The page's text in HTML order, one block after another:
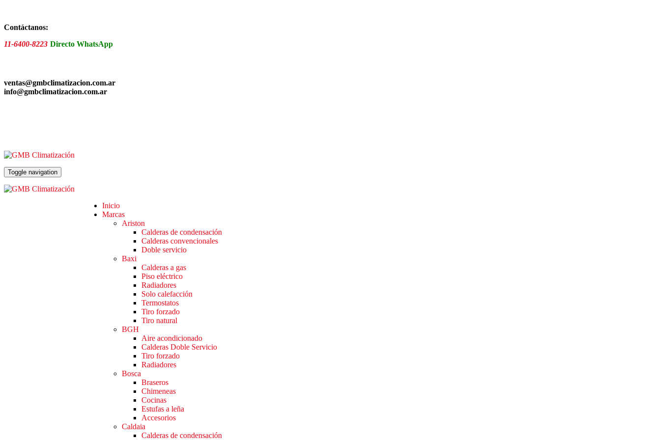
the
Contáctanos:
11-6400-8223 Directo WhatsApp
ventas@gmbclimatizacion.com.ar
info@gmbclimatizacion.com.ar
Toggle navigation
Inicio
Marcas
Ariston
Calderas de condensación
Calderas convencionales
Doble servicio
Baxi
Calderas a gas
Piso eléctrico
Radiadores
Solo calefacción
Termostatos
Tiro forzado
Tiro natural
BGH
Aire acondicionado
Calderas Doble Servicio
Tiro forzado
Radiadores
Bosca
Braseros
Chimeneas
Cocinas
Estufas a leña
Accesorios
Caldaia
Calderas de condensación